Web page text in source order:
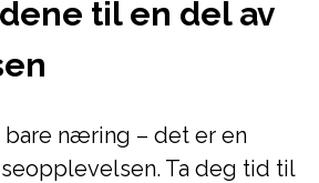
til en del av
bare næring – det er en
Ta deg tid til